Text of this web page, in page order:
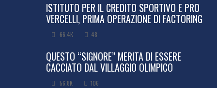
ISTITUTO PER IL CREDITO SPORTIVO E PRO
VERCELLI, PRIMA OPERAZIONE DI FACTORING
66.4K 48
QUESTO “SIGNORE” MERITA DI ESSERE
CACCIATO DAL VILLAGGIO OLIMPICO
56.8K 106